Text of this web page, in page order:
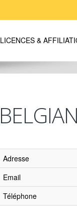
LICENCES &
Adresse
Email
Téléphone